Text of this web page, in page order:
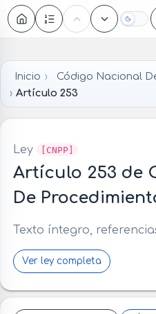
Inicio
Código Nacional
Artículo 253
Ley [CNPP]
Artículo 253 de
De
Texto íntegro,
Ver ley completa